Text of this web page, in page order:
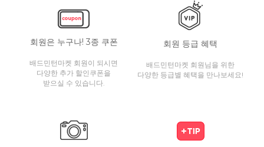
회원은 누구나! 3종 쿠폰
배드민턴마켓 회원이 되시면
다양한 추가 할인쿠폰을
받으실 수 있습니다.
회원 등급 혜택
배드민턴마켓 회원님을 위한
다양한 등급별 혜택을 만나보세요!